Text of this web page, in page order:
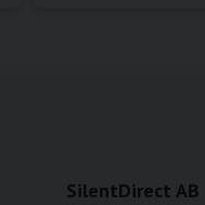
SilentDirect AB